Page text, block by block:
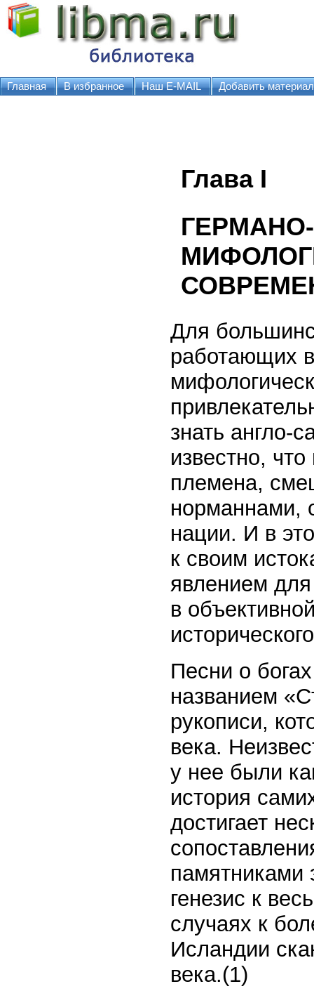
Главная В избранное Наш E-MAIL Добавить материал
Глава I
Для
работающих
знать англо-
известно,
племена,
норманнами,
нации. И в
к своим
явлением
в
Песни о
названием
рукописи,
века.
у нее были
история
достигает
памятниками
генезис к
случаях к
Исландии
века.(1)